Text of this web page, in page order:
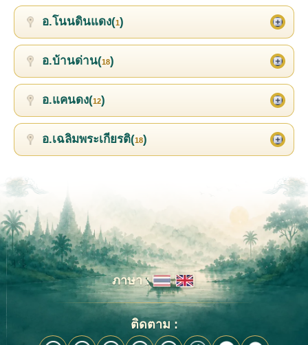
อ.โนนดินแดง(1)
อ.บ้านด่าน(18)
อ.แคนดง(12)
อ.เฉลิมพระเกียรติ(18)
ภาษา :
ติดตาม :